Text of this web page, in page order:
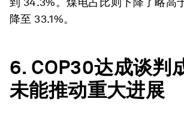
降至 33.1%。
6. COP30达成谈判
未能推动重大进展